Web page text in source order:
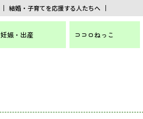
結婚・子育てを応援する人たちへ
妊娠・出産 ココロねっこ